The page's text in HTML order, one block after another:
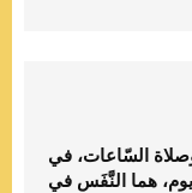
وصلاة السّاعات، في
هما النَّفَس في